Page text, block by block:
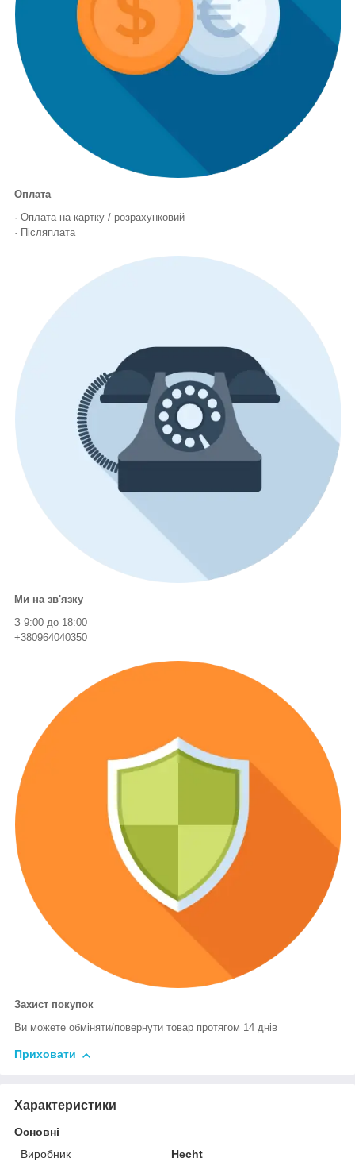
Оплата
· Оплата на картку / розрахунковий
· Післяплата
Ми на зв'язку
З 9:00 до 18:00
+380964040350
Захист покупок
Ви можете обміняти/повернути товар протягом 14 днів
Приховати
Характеристики
Основні
Виробник
Hecht